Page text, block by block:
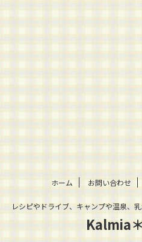
ホーム お問い合わせ
レシピやドライブ、キャンプや温泉、
Kalmia